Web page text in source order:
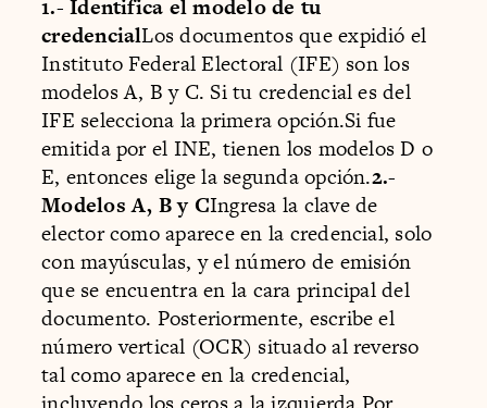
1.- Identifica el modelo de tu
credencialLos documentos que expidió el
Instituto Federal Electoral (IFE) son los
modelos A, B y C. Si tu credencial es del
IFE selecciona la primera opción.Si fue
emitida por el INE, tienen los modelos D o
E, entonces elige la segunda opción.2.-
Modelos A, B y CIngresa la clave de
elector como aparece en la credencial, solo
con mayúsculas, y el número de emisión
que se encuentra en la cara principal del
documento. Posteriormente, escribe el
número vertical (OCR) situado al reverso
tal como aparece en la credencial,